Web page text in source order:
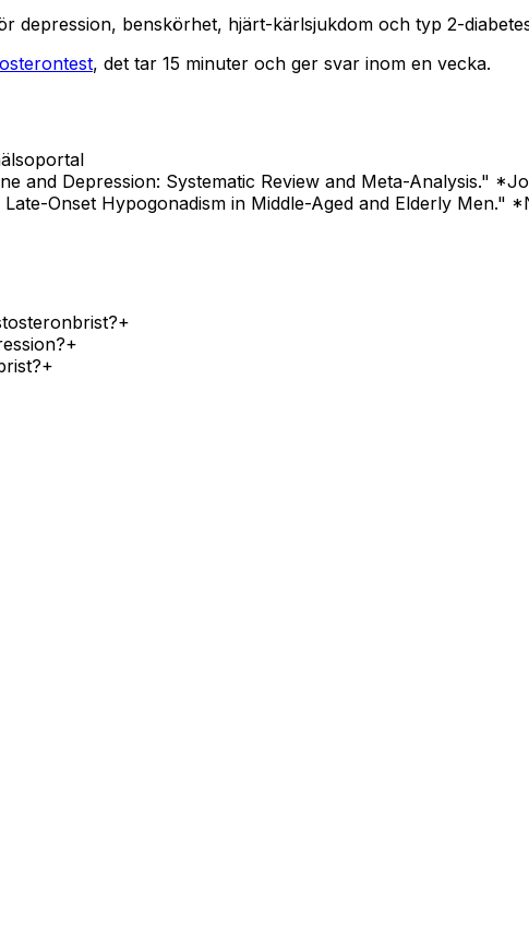
depression, benskörhet, hjärt-kärlsjukdom och typ 2-
, det tar 15 minuter och ger svar inom en vecka.
and Depression: Systematic Review and Meta-Analysis."
Onset Hypogonadism in Middle-Aged and Elderly Men."
+
+
+